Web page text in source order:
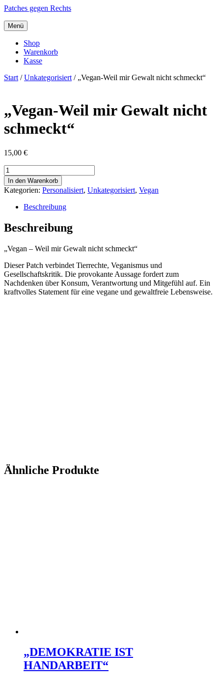
Patches gegen Rechts
Menü
Shop
Warenkorb
Kasse
Start /Unkategorisiert / „Vegan-Weil mir Gewalt nicht schmeckt“
„Vegan-Weil mir Gewalt nicht
schmeckt“
15,00 €
"Vegan-
Weil
mir
Gewalt
nicht
schmeckt"
Menge
In den Warenkorb
Kategorien: Personalisiert, Unkategorisiert, Vegan
Beschreibung
Beschreibung
„Vegan – Weil mir Gewalt nicht schmeckt“
Dieser Patch verbindet Tierrechte, Veganismus und
Gesellschaftskritik. Die provokante Aussage fordert zum
Nachdenken über Konsum, Verantwortung und Mitgefühl auf. Ein
kraftvolles Statement für eine vegane und gewaltfreie Lebensweise.
Ähnliche Produkte
„DEMOKRATIE IST
HANDARBEIT“